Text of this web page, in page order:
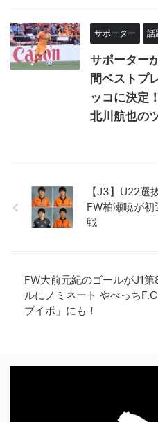
サポーター 話
サポーター
間ベストプ
ッコに決定
北川航也の
【J3】U22選
FW柏瀬暁が
戦
FW大前元紀のゴールがJ1
ルにノミネート やべっち
ブイボ」にも！